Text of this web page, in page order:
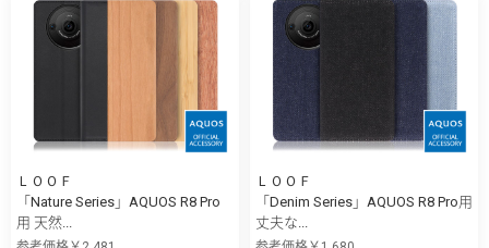
ＬＯＯＦ
「Nature Series」AQUOS R8 Pro
用 天然...
ＬＯＯＦ
「Denim Series」AQUOS R8 Pro用
丈夫な...